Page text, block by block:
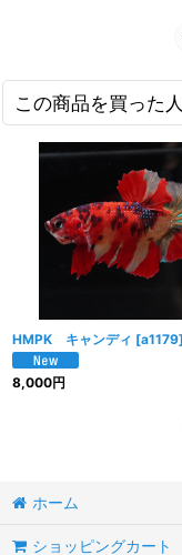
この商品を買った
HMPK キャンディ [a1179]
8,000円
ホーム
ショッピングカート